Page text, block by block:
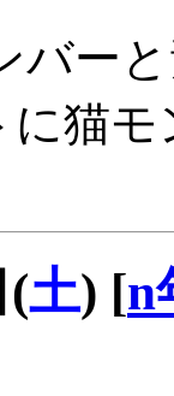
バー
に猫
(土) [n